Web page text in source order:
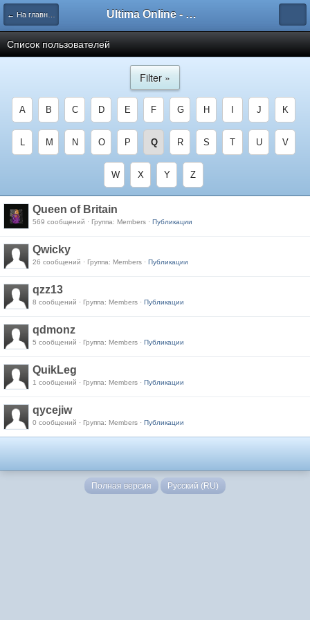
← На главную Ultima Online - Форум Русского сообщества игры
Список пользователей
Filter »
A B C D E F G H J K
L M N O P Q R S T U V
W X Y Z
Queen of Britain
569 сообщений · Группа: Members · Публикации
Qwicky
26 сообщений · Группа: Members · Публикации
qzz13
8 сообщений · Группа: Members · Публикации
qdmonz
5 сообщений · Группа: Members · Публикации
QuikLeg
1 сообщений · Группа: Members · Публикации
qycejiw
0 сообщений · Группа: Members · Публикации
Полная версия Русский (RU)